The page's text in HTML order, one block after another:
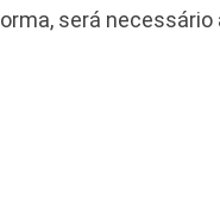
será